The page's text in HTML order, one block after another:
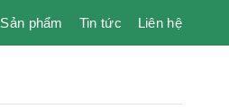
Sản phẩm Tin tức Liên hệ